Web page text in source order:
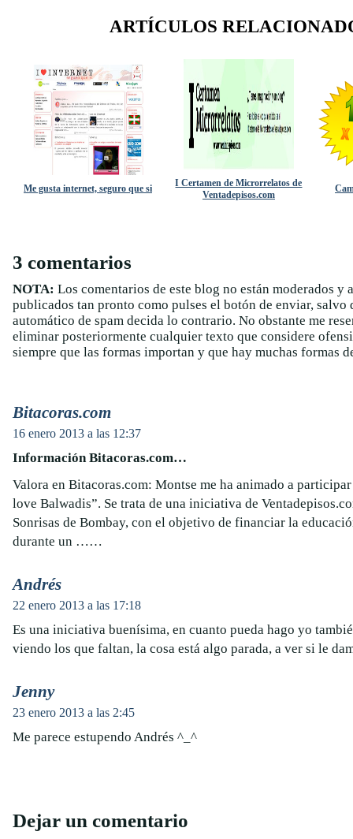
ARTÍCULOS
Me gusta internet, seguro que si
I Certamen de Microrrelatos de
Ventadepisos.com
3 comentarios
NOTA: Los comentarios de este blog no están moderados y
publicados tan pronto como pulses el botón de enviar,
automático de spam decida lo contrario. No obstante me
eliminar posteriormente cualquier texto que considere
siempre que las formas importan y que hay muchas formas
Bitacoras.com
16 enero 2013 a las 12:37
Información Bitacoras.com…
Valora en Bitacoras.com: Montse me ha animado a
love Balwadis”. Se trata de una iniciativa de
Sonrisas de Bombay, con el objetivo de financiar la
durante un ……
Andrés
22 enero 2013 a las 17:18
Es una iniciativa buenísima, en cuanto pueda hago yo
viendo los que faltan, la cosa está algo parada, a ver si le
Jenny
23 enero 2013 a las 2:45
Me parece estupendo Andrés ^_^
Dejar un comentario